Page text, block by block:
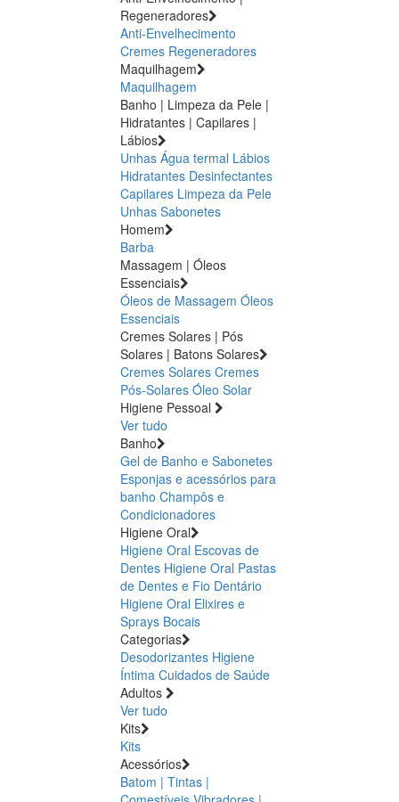
Regeneradores
Anti-Envelhecimento
Cremes Regeneradores
Maquilhagem
Maquilhagem
Banho | Limpeza da Pele |
Hidratantes | Capilares |
Lábios
Unhas Água termal Lábios
Hidratantes Desinfectantes
Capilares Limpeza da Pele
Unhas Sabonetes
Homem
Barba
Massagem | Óleos
Essenciais
Óleos de Massagem Óleos
Essenciais
Cremes Solares | Pós
Solares | Batons Solares
Cremes Solares Cremes
Pós-Solares Óleo Solar
Higiene Pessoal
Ver tudo
Banho
Gel de Banho e Sabonetes
Esponjas e acessórios para
banho Champôs e
Condicionadores
Higiene Oral
Higiene Oral Escovas de
Dentes Higiene Oral Pastas
de Dentes e Fio Dentário
Higiene Oral Elixires e
Sprays Bocais
Categorias
Desodorizantes Higiene
Íntima Cuidados de Saúde
Adultos
Ver tudo
Kits
Kits
Acessórios
Batom | Tintas |